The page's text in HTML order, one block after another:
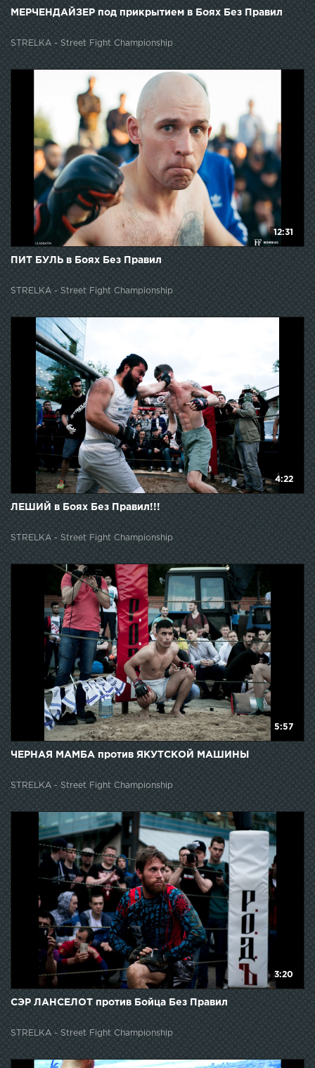
МЕРЧЕНДАЙЗЕР под прикрытием в Боях Без Правил
STRELKA - Street Fight Championship
12:31
ПИТ БУЛЬ в Боях Без Правил
STRELKA - Street Fight Championship
4:22
ЛЕШИЙ в Боях Без Правил!!!
STRELKA - Street Fight Championship
5:57
ЧЕРНАЯ МАМБА против ЯКУТСКОЙ МАШИНЫ
STRELKA - Street Fight Championship
3:20
СЭР ЛАНСЕЛОТ против Бойца Без Правил
STRELKA - Street Fight Championship